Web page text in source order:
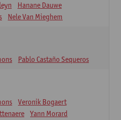
Hanane Dauwe
Nele Van Mieghem
Pablo Castaño Sequeros
Veronik Bogaert
Yann Morard